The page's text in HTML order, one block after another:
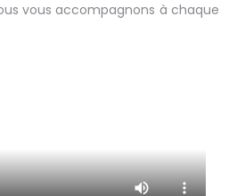
vous accompagnons à chaque